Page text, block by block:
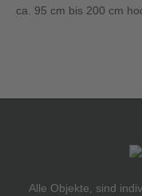
ca. 95 cm bis 200 cm
Alle Objekte, sind